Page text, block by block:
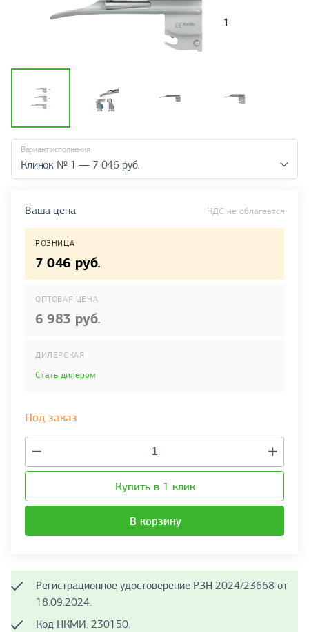
Вариант исполнения
Клинок № 1 — 7 046 руб.
Ваша цена НДС не облагается
РОЗНИЦА
7 046 руб.
ОПТОВАЯ ЦЕНА
6 983 руб.
ДИЛЕРСКАЯ
Стать дилером
Под заказ
Купить в 1 клик
В корзину
Регистрационное удостоверение РЗН 2024/23668 от
18.09.2024.
Код НКМИ: 230150.